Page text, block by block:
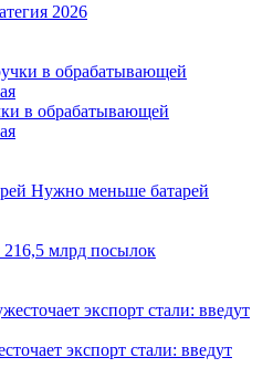
2026
в обрабатывающей
Нужно меньше батарей
216,5 млрд посылок
экспорт стали: введут